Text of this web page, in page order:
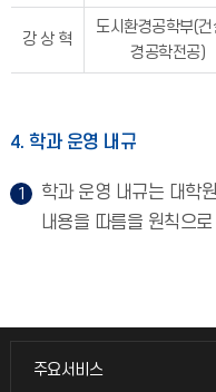
강 상 혁
도시환경공학부(건
경공학전공)
4. 학과 운영 내규
학과 운영 내규는 대학
내용을 따름을 원칙으
주요서비스
주요서비스